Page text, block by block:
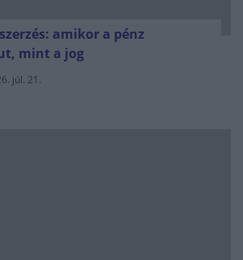
amikor a pénz
mint a jog
júl. 21.